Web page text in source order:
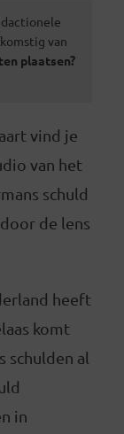
van
plaatsen?
vind je
van het
schuld
de lens
heeft
komt
schulden al
in